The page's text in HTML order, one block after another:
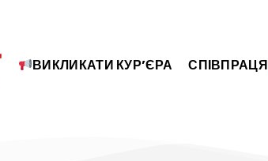
ВИКЛИКАТИ КУР’ЄРА СПІВПРАЦЯ